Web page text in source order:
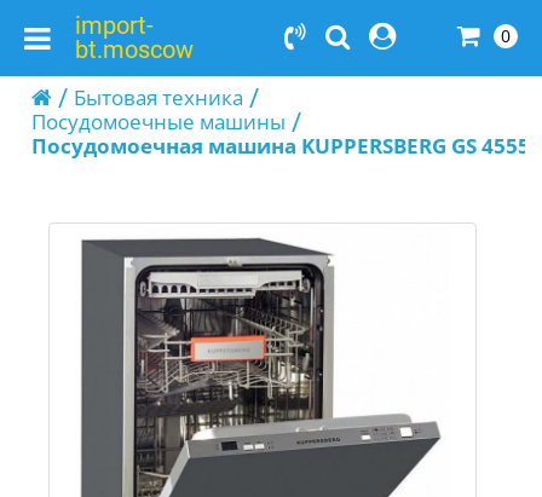
import-
bt.moscow
0
Бытовая техника
Посудомоечные машины
Посудомоечная машина KUPPERSBERG GS 4555